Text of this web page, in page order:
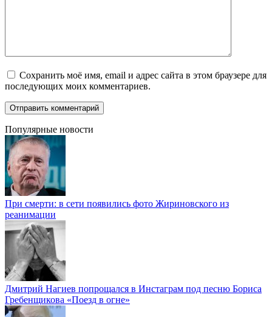
Сохранить моё имя, email и адрес сайта в этом браузере для
последующих моих комментариев.
Популярные новости
При смерти: в сети появились фото Жириновского из
реанимации
Дмитрий Нагиев попрощался в Инстаграм под песню Бориса
Гребенщикова «Поезд в огне»